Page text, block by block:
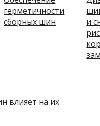
герметичности
сборных шин
и
влияет на их